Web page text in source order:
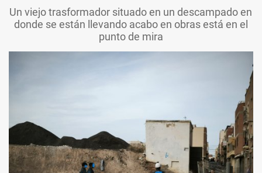
Un viejo trasformador situado en un descampado en
donde se están llevando acabo en obras está en el
punto de mira